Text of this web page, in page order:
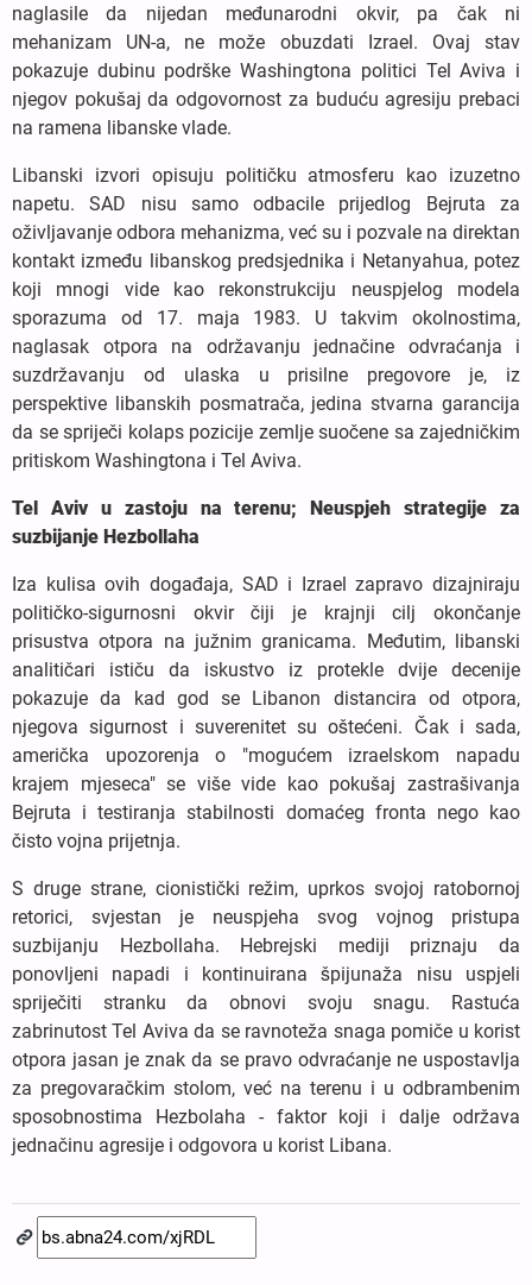
naglasile da nijedan međunarodni okvir, pa čak ni
mehanizam UN-a, ne može obuzdati Izrael. Ovaj stav
pokazuje dubinu podrške Washingtona politici Tel Aviva i
njegov pokušaj da odgovornost za buduću agresiju prebaci
na ramena libanske vlade.
Libanski izvori opisuju političku atmosferu kao izuzetno
napetu. SAD nisu samo odbacile prijedlog Bejruta za
oživljavanje odbora mehanizma, već su i pozvale na direktan
kontakt između libanskog predsjednika i Netanyahua, potez
koji mnogi vide kao rekonstrukciju neuspjelog modela
sporazuma od 17. maja 1983. U takvim okolnostima,
naglasak otpora na održavanju jednačine odvraćanja i
suzdržavanju od ulaska u prisilne pregovore je, iz
perspektive libanskih posmatrača, jedina stvarna garancija
da se spriječi kolaps pozicije zemlje suočene sa zajedničkim
pritiskom Washingtona i Tel Aviva.
Tel Aviv u zastoju na terenu; Neuspjeh strategije za
suzbijanje Hezbollaha
Iza kulisa ovih događaja, SAD i Izrael zapravo dizajniraju
političko-sigurnosni okvir čiji je krajnji cilj okončanje
prisustva otpora na južnim granicama. Međutim, libanski
analitičari ističu da iskustvo iz protekle dvije decenije
pokazuje da kad god se Libanon distancira od otpora,
njegova sigurnost i suverenitet su oštećeni. Čak i sada,
američka upozorenja o "mogućem izraelskom napadu
krajem mjeseca" se više vide kao pokušaj zastrašivanja
Bejruta i testiranja stabilnosti domaćeg fronta nego kao
čisto vojna prijetnja.
S druge strane, cionistički režim, uprkos svojoj ratobornoj
retorici, svjestan je neuspjeha svog vojnog pristupa
suzbijanju Hezbollaha. Hebrejski mediji priznaju da
ponovljeni napadi i kontinuirana špijunaža nisu uspjeli
spriječiti stranku da obnovi svoju snagu. Rastuća
zabrinutost Tel Aviva da se ravnoteža snaga pomiče u korist
otpora jasan je znak da se pravo odvraćanje ne uspostavlja
za pregovaračkim stolom, već na terenu i u odbrambenim
sposobnostima Hezbolaha - faktor koji i dalje održava
jednačinu agresije i odgovora u korist Libana.